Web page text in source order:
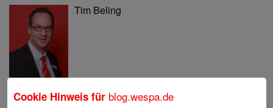
Tim Beling
Eva Bläsen
Cookie Hinweis für blog.wespa.de